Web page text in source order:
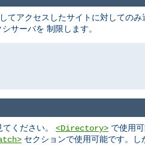
てアクセスしたサイトに対しての
サーバを 制限します。
てください。 <Directory> で使用
セクションで使用可能です。